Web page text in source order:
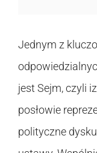
Jednym z
jest Sejm, czyli
posłowie
polityczne